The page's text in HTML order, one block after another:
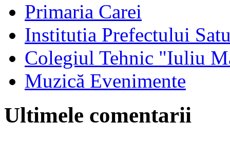
Primaria Carei
Institutia Prefectului
Colegiul Tehnic "Iuliu
Muzică Evenimente
Ultimele comentarii